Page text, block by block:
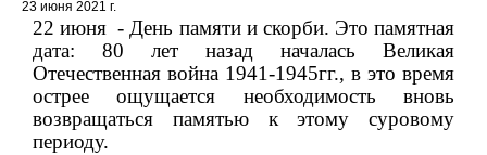
23 июня 2021 г.
22 июня - День памяти и скорби. Это памятная
дата: 80 лет назад началась Великая
Отечественная война 1941-1945гг., в это время
острее ощущается необходимость вновь
возвращаться памятью к этому суровому
периоду.